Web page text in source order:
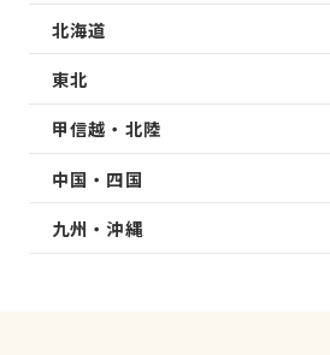
北海道
東北
甲信越・北陸
中国・四国
九州・沖縄